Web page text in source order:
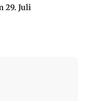
29. Juli